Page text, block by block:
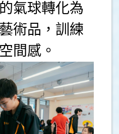
氣球轉化為
術品，訓練
間感。